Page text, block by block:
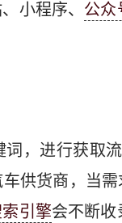
小程序、 公众
，进行获取
供货商，当
引擎会不断收